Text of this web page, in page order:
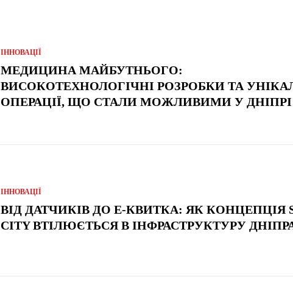
ІННОВАЦІЇ
МЕДИЦИНА МАЙБУТНЬОГО:
ВИСОКОТЕХНОЛОГІЧНІ РОЗРОБКИ ТА
ОПЕРАЦІЇ, ЩО СТАЛИ МОЖЛИВИМИ У
ІННОВАЦІЇ
ВІД ДАТЧИКІВ ДО Е-КВИТКА: ЯК КОНЦЕПЦІЯ
CITY ВТІЛЮЄТЬСЯ В ІНФРАСТРУКТУРУ